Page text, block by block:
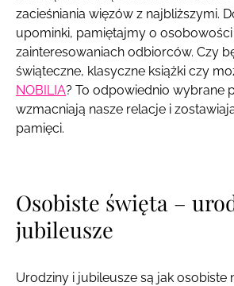
zacieśniania więzów z najbliższymi.
upominki, pamiętajmy o osobowości
zainteresowaniach odbiorców. Czy
świąteczne, klasyczne książki czy
NOBILIA? To odpowiednio wybrane
wzmacniają nasze relacje i
pamięci.
Osobiste święta –
jubileusze
Urodziny i jubileusze są jak osobiste